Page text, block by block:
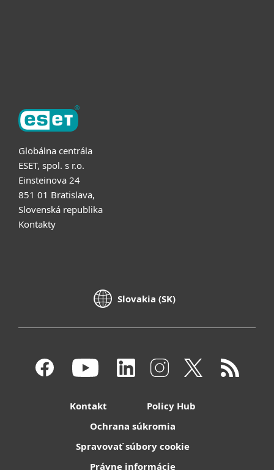
Globálna centrála
ESET, spol. s r.o.
Einsteinova 24
851 01 Bratislava,
Slovenská republika
Kontakty
Slovakia (SK)
Kontakt
Policy Hub
Ochrana súkromia
Spravovať súbory cookie
Právne informácie